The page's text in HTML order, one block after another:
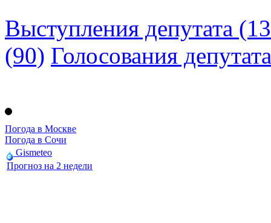
Выступления депутата
(90) Голосования депутата
Погода в Москве
Погода в Сочи
Gismeteo
Прогноз на 2 недели